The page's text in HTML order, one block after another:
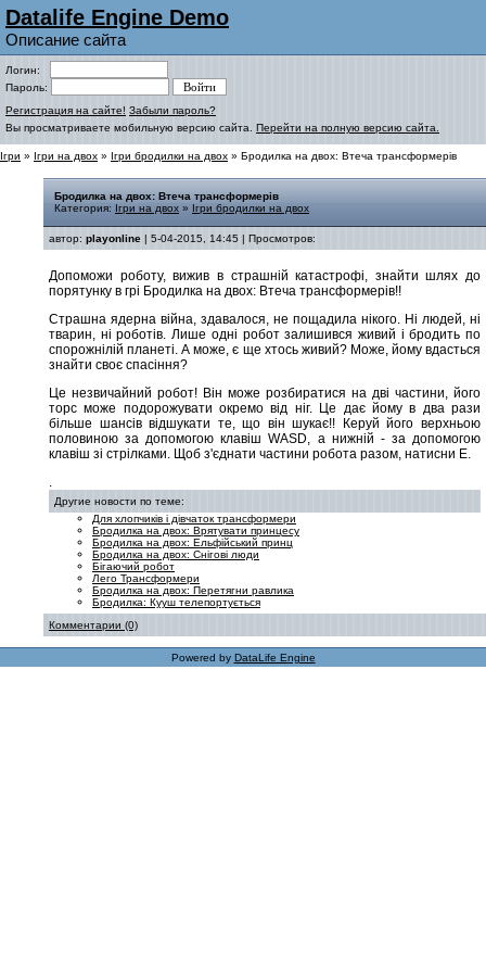
Datalife Engine Demo
Описание сайта
Логин:
Пароль:
Регистрация на сайте! Забыли пароль?
Вы просматриваете мобильную версию сайта. Перейти на полную версию сайта.
Ігри » Ігри на двох » Ігри бродилки на двох » Бродилка на двох: Втеча трансформерів
Бродилка на двох: Втеча трансформерів
Категория: Ігри на двох » Ігри бродилки на двох
автор: playonline | 5-04-2015, 14:45 | Просмотров:
Допоможи роботу, вижив в страшній катастрофі, знайти шлях до
порятунку в грі Бродилка на двох: Втеча трансформерів!!
Страшна ядерна війна, здавалося, не пощадила нікого. Ні людей, ні
тварин, ні роботів. Лише одні робот залишився живий і бродить по
спорожнілій планеті. А може, є ще хтось живий? Може, йому вдасться
знайти своє спасіння?
Це незвичайний робот! Він може розбиратися на дві частини, його
торс може подорожувати окремо від ніг. Це дає йому в два рази
більше шансів відшукати те, що він шукає!! Керуй його верхньою
половиною за допомогою клавіш WASD, а нижній - за допомогою
клавіш зі стрілками. Щоб з'єднати частини робота разом, натисни E.
.
Другие новости по теме:
Для хлопчиків і дівчаток трансформери
Бродилка на двох: Врятувати принцесу
Бродилка на двох: Ельфійський принц
Бродилка на двох: Снігові люди
Бігаючий робот
Лего Трансформери
Бродилка на двох: Перетягни равлика
Бродилка: Кууш телепортується
Комментарии (0)
Powered by DataLife Engine